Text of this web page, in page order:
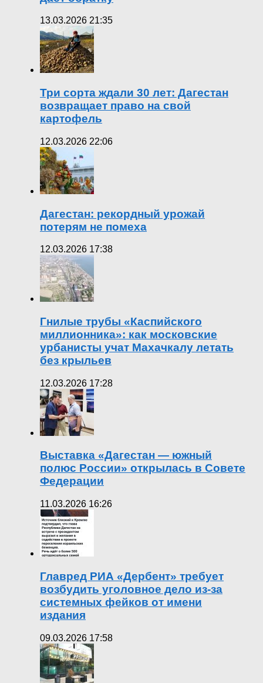
13.03.2026 21:35
Три сорта ждали 30 лет: Дагестан
возвращает право на свой
картофель
12.03.2026 22:06
Дагестан: рекордный урожай
потерям не помеха
12.03.2026 17:38
Гнилые трубы «Каспийского
миллионника»: как московские
урбанисты учат Махачкалу летать
без крыльев
12.03.2026 17:28
Выставка «Дагестан — южный
полюс России» открылась в Совете
Федерации
11.03.2026 16:26
Главред РИА «Дербент» требует
возбудить уголовное дело из-за
системных фейков от имени
издания
09.03.2026 17:58